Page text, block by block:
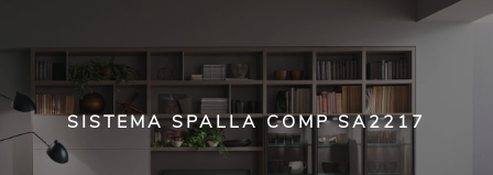
SISTEMA SPALLA COMP SA2217